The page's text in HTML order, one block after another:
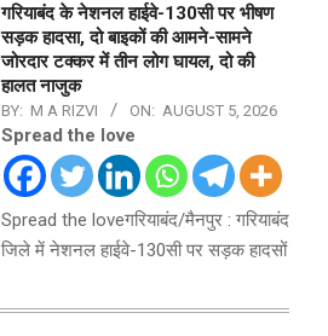
गरियाबंद के नेशनल हाईवे-130सी पर भीषण
सड़क हादसा, दो बाइकों की आमने-सामने
जोरदार टक्कर में तीन लोग घायल, दो की
हालत नाजुक
BY: M A RIZVI ON: AUGUST 5, 2026
Spread the love
Spread the loveगरियाबंद/मैनपुर : गरियाबंद
जिले में नेशनल हाईवे-130सी पर सड़क हादसों